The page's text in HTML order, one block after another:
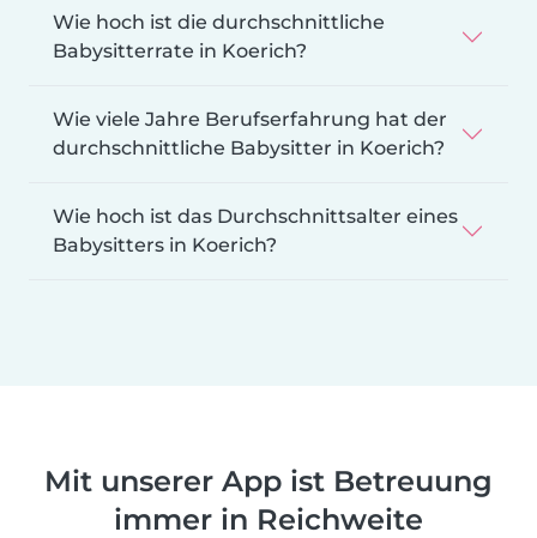
Wie hoch ist die durchschnittliche
Babysitterrate in Koerich?
Wie viele Jahre Berufserfahrung hat der
durchschnittliche Babysitter in Koerich?
Wie hoch ist das Durchschnittsalter eines
Babysitters in Koerich?
Mit unserer App ist Betreuung
immer in Reichweite